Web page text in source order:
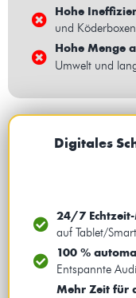
Hohe
und
Hohe Menge
Umwelt und
Digitales
24/7
auf Tablet/
100 %
Entspannte
Mehr Zeit für